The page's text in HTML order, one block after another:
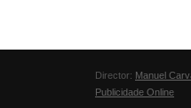
Director: Manuel
Publicidade Online